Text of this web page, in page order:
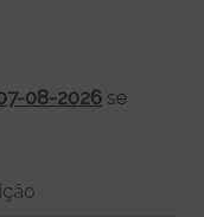
08-2026 se